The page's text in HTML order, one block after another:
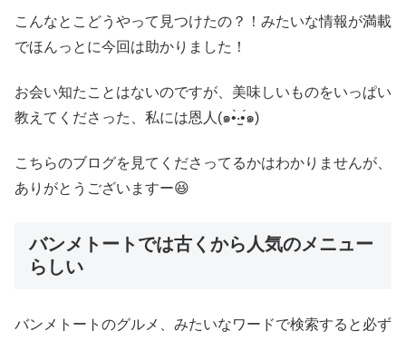
こんなとこどうやって見つけたの？！みたいな情報が満載
でほんっとに今回は助かりました！
お会い知たことはないのですが、美味しいものをいっぱい
教えてくださった、私には恩人(๑•̀‧̫•́๑)
こちらのブログを見てくださってるかはわかりませんが、
ありがとうございますー😆
バンメトートでは古くから人気のメニュー
らしい
バンメトートのグルメ、みたいなワードで検索すると必ず